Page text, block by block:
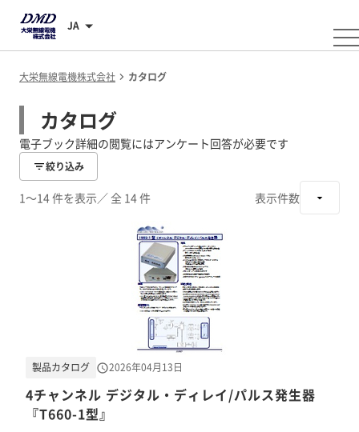
JA
大栄無線電機株式会社 カタログ
カタログ
電子ブック詳細の閲覧にはアンケート回答が必要です
絞り込み
1～14 件を表示／ 全 14 件 表示件数
4チャンネル デジタル・ディレイ/パルス発生器
『T660-1型』
製品カタログ 2026年04月13日